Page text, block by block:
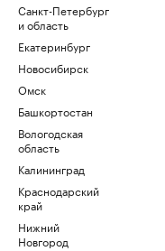
Санкт-Петербург
и область
Екатеринбург
Новосибирск
Омск
Башкортостан
Вологодская
область
Калининград
Краснодарский
край
Нижний
Новгород